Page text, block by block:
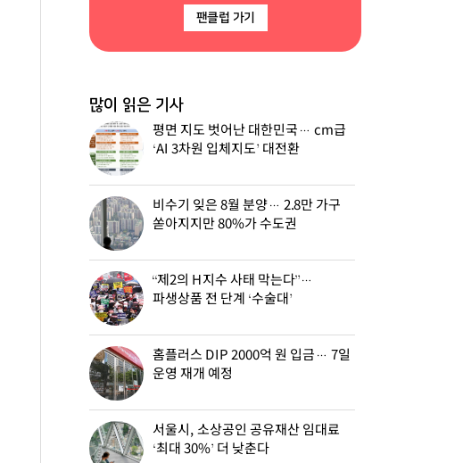
팬클럽 가기
많이 읽은 기사
평면 지도 벗어난 대한민국… cm급
‘AI 3차원 입체지도’ 대전환
비수기 잊은 8월 분양… 2.8만 가구
쏟아지지만 80%가 수도권
“제2의 H지수 사태 막는다”…
파생상품 전 단계 ‘수술대’
홈플러스 DIP 2000억 원 입금… 7일
운영 재개 예정
서울시, 소상공인 공유재산 임대료
‘최대 30%’ 더 낮춘다